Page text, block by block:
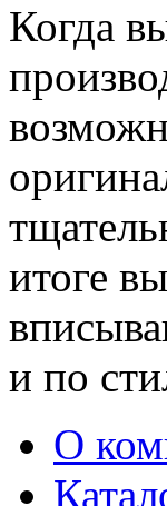
Когда
итоге
и по
О